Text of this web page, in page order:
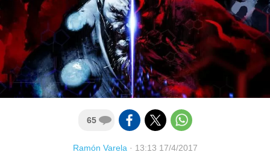
65
Ramón Varela· 13:13 17/4/2017